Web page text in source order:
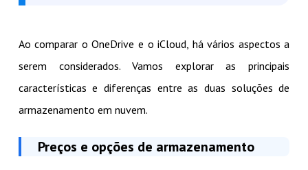
Ao comparar o OneDrive e o iCloud, há vários aspectos a
serem considerados. Vamos explorar as principais
características e diferenças entre as duas soluções de
armazenamento em nuvem.
Preços e opções de armazenamento